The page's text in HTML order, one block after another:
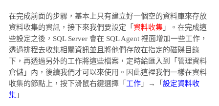
在完成前面的步驟，基本上只有建立好一個空的資料庫來存放
資料收集的資訊，接下來我們要設定「 資料收集」。在完成這
些設定之後，SQL Server 會在 SQL Agent 裡面增加一些工作，
透過排程去收集相關資訊並且將他們存放在指定的磁碟目錄
下，再透過另外的工作將這些檔案，定時給匯入到「管理資料
倉儲」內，後續我們才可以來使用。因此這裡我們一樣在資料
收集的節點上，按下滑鼠右鍵選擇「 工作」→「 設定資料收
集」